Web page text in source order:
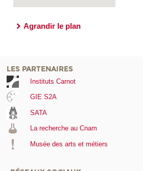
Agrandir le plan
LES PARTENAIRES
Instituts Carnot
GIE S2A
SATA
La recherche au Cnam
Musée des arts et métiers